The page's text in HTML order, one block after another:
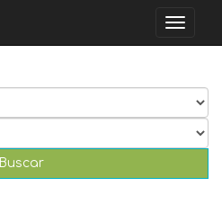
Toggle